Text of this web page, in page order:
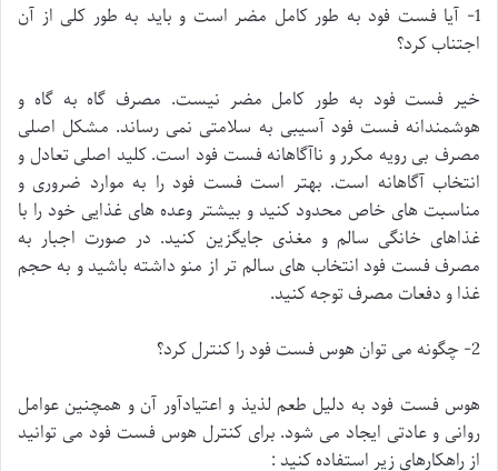
1- آیا فست فود به طور کامل مضر است و باید به طور کلی از آن
اجتناب کرد؟
خیر فست فود به طور کامل مضر نیست. مصرف گاه به گاه و
هوشمندانه فست فود آسیبی به سلامتی نمی رساند. مشکل اصلی
مصرف بی رویه مکرر و ناآگاهانه فست فود است. کلید اصلی تعادل و
انتخاب آگاهانه است. بهتر است فست فود را به موارد ضروری و
مناسبت های خاص محدود کنید و بیشتر وعده های غذایی خود را با
غذاهای خانگی سالم و مغذی جایگزین کنید. در صورت اجبار به
مصرف فست فود انتخاب های سالم تر از منو داشته باشید و به حجم
غذا و دفعات مصرف توجه کنید.
2- چگونه می توان هوس فست فود را کنترل کرد؟
هوس فست فود به دلیل طعم لذیذ و اعتیادآور آن و همچنین عوامل
روانی و عادتی ایجاد می شود. برای کنترل هوس فست فود می توانید
از راهکارهای زیر استفاده کنید :